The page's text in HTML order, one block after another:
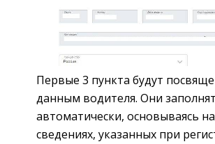
Первые 3 пункта будут
данным водителя. Они
автоматически, основываясь на
сведениях, указанных при